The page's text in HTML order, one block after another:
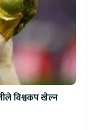
विश्वकप खेल्न